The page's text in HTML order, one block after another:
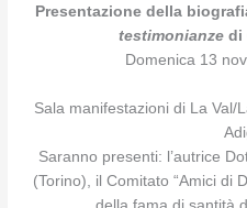
Presentazione della
testimonianzedi
Domenica 13
Sala manifestazioni di La Val/
Saranno presenti: l’autrice
(Torino), il Comitato “Amici di